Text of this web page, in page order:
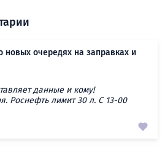
очередях на заправках и
данные и кому!
Роснефть лимит 30 л. С 13-00